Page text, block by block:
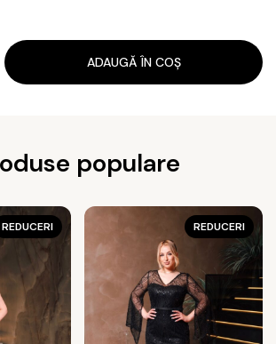
ADAUGĂ ÎN COȘ
populare
REDUCERI REDUCERI